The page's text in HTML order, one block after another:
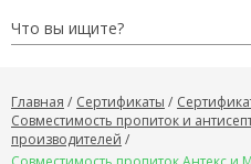
Главная Сертификаты
Совместимость пропиток и
производителей